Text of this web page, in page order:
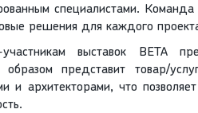
специалистами. Команда
решения для каждого
участникам выставок ВЕТА
образом представит товар/
и архитекторами, что